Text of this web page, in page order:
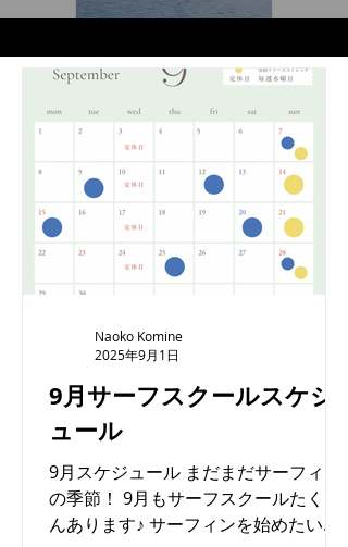
9月サーフスクールスケジ
ュール
9月スケジュール まだまだサーフィン
の季節！ 9月もサーフスクールたくさ
んあります♪ サーフィンを始めたい
Naoko Komine
2025年9月1日